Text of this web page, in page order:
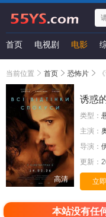
首页 电视剧 电影
当前位置 首页 恐怖片
高清
诱惑
类型：
主演：
导演：
更新：
立
本站没有任